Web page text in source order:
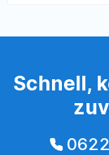
Schnell,